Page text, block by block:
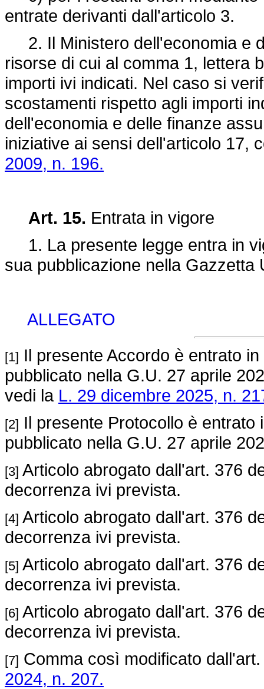
entrate derivanti dall'articolo 3.
2. Il Ministero dell'economia e
risorse di cui al comma 1, lettera
importi ivi indicati. Nel caso si
scostamenti rispetto agli importi
dell'economia e delle finanze
iniziative ai sensi dell'articolo 17,
2009, n. 196.
Art. 15. Entrata in vigore
1. La presente legge entra in
sua pubblicazione nella Gazzetta
ALLEGATO
[1] Il presente Accordo è entrato
pubblicato nella G.U. 27 aprile
vedi la L. 29 dicembre 2025, n.
[2] Il presente Protocollo è
pubblicato nella G.U. 27 aprile
[3] Articolo abrogato dall'art. 376
decorrenza ivi prevista.
[4] Articolo abrogato dall'art. 376
decorrenza ivi prevista.
[5] Articolo abrogato dall'art. 376
decorrenza ivi prevista.
[6] Articolo abrogato dall'art. 376
decorrenza ivi prevista.
[7] Comma così modificato
2024, n. 207.